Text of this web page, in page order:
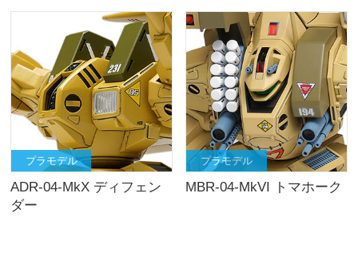
プラモデル
ADR-04-MkX ディフェン
ダー
プラモデル
MBR-04-MkVI トマホーク